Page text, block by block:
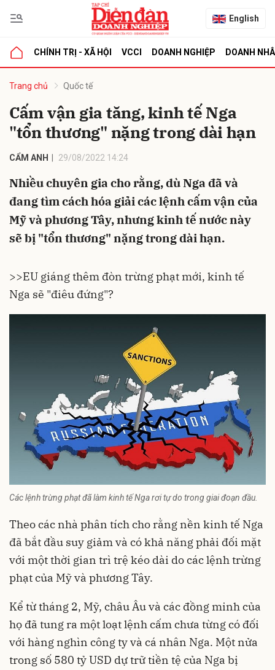
English
CHÍNH TRỊ - XÃ HỘI VCCI DOANH NGHIỆP DOANH
Trang chủ Quốc tế
Cấm vận gia tăng, kinh tế Nga
"tổn thương" nặng trong dài hạn
CẨM ANH 29/08/2022 14:24
Nhiều chuyên gia cho rằng, dù Nga đã và
đang tìm cách hóa giải các lệnh cấm vận của
Mỹ và phương Tây, nhưng kinh tế nước này
sẽ bị "tổn thương" nặng trong dài hạn.
>>EU giáng thêm đòn trừng phạt mới, kinh tế
Nga sẽ "điêu đứng"?
Các lệnh trừng phạt đã làm kinh tế Nga rơi tự do trong giai đoạn đầu.
Theo các nhà phân tích cho rằng nền kinh tế Nga
đã bắt đầu suy giảm và có khả năng phải đối mặt
với một thời gian trì trệ kéo dài do các lệnh trừng
phạt của Mỹ và phương Tây.
Kể từ tháng 2, Mỹ, châu Âu và các đồng minh của
họ đã tung ra một loạt lệnh cấm chưa từng có đối
với hàng nghìn công ty và cá nhân Nga. Một nửa
trong số 580 tỷ USD dự trữ tiền tệ của Nga bị
luận
Hủy